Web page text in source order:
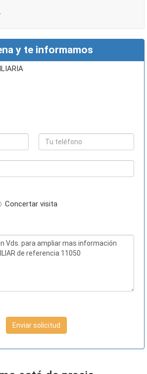
y te informamos
Concertar visita
Enviar solicitud